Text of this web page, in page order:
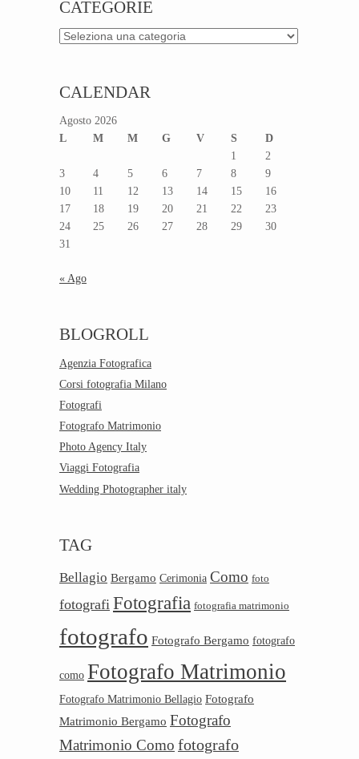
CATEGORIE
Categorie
CALENDAR
Agosto 2026
L
M M G V S
D
1
2
3
4 5 6 7 8
9
10
11 12 13 14 15
16
17
18 19 20 21 22
23
24
25 26 27 28 29
30
31
« Ago
BLOGROLL
Agenzia Fotografica
Corsi fotografia Milano
Fotografi
Fotografo Matrimonio
Photo Agency Italy
Viaggi Fotografia
Wedding Photographer italy
TAG
Bellagio Bergamo Cerimonia Como foto
fotografi Fotografia fotografia matrimonio
fotografo Fotografo Bergamo fotografo
como Fotografo Matrimonio
Fotografo Matrimonio Bellagio Fotografo
Matrimonio Bergamo Fotografo
Matrimonio Como fotografo